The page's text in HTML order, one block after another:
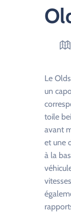
Le
un
toile
avant
et une
à la